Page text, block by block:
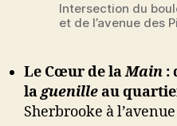
Intersection du
et de l’avenue des
Le Cœur de laMain :
laguenilleau
Sherbrooke à